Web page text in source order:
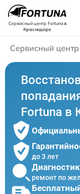
Сервисный центр Fortunaв
Краснодаре
Сервисный
Fortuna в
до 3 лет
ремонт по